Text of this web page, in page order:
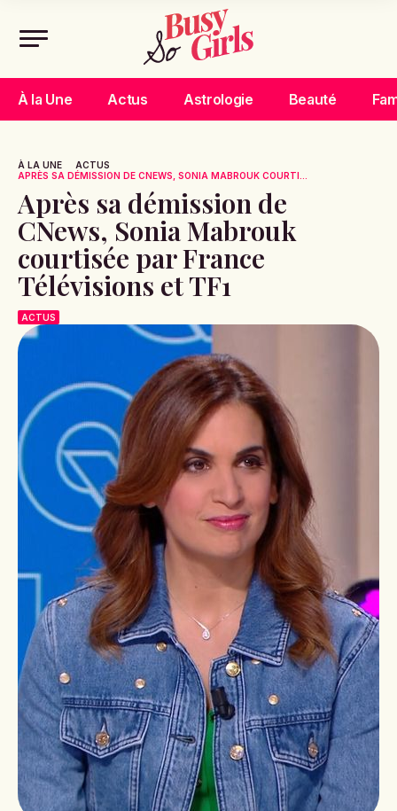
À la Une Actus Astrologie Beauté
À LA UNE
ACTUS
APRÈS SA DÉMISSION DE CNEWS, SONIA MABROUK COURTI...
Après sa démission de
CNews, Sonia Mabrouk
courtisée par France
Télévisions et TF1
ACTUS